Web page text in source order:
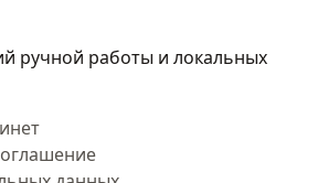
ручной работы и локальных